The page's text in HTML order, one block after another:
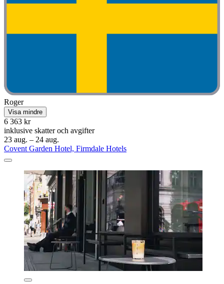
Roger
Visa mindre
6 363 kr
inklusive skatter och avgifter
23 aug. – 24 aug.
Covent Garden Hotel, Firmdale Hotels